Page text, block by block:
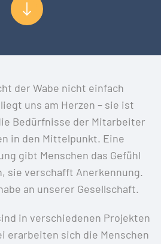
der Wabe nicht einfach
uns am Herzen – sie ist
Bedürfnisse der Mitarbeiter
in den Mittelpunkt. Eine
gibt Menschen das Gefühl
sie verschafft Anerkennung.
an unserer Gesellschaft.
in verschiedenen Projekten
erarbeiten sich die Menschen